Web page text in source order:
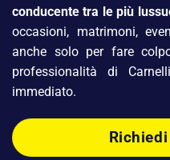
conducente tra le più
occasioni, matrimoni,
anche solo per fare
professionalità di
immediato.